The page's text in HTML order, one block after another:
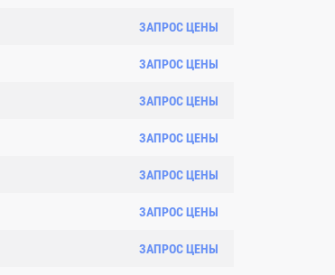
ЗАПРОС ЦЕНЫ
ЗАПРОС ЦЕНЫ
ЗАПРОС ЦЕНЫ
ЗАПРОС ЦЕНЫ
ЗАПРОС ЦЕНЫ
ЗАПРОС ЦЕНЫ
ЗАПРОС ЦЕНЫ